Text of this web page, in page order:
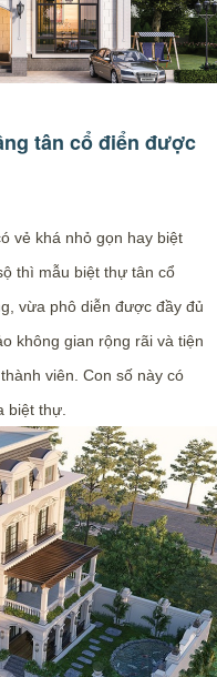
tân cổ điển được
vẻ khá nhỏ gọn hay biệt
thì mẫu biệt thự tân cổ
vừa phô diễn được đầy đủ
không gian rộng rãi và tiện
viên. Con số này có
biệt thự.